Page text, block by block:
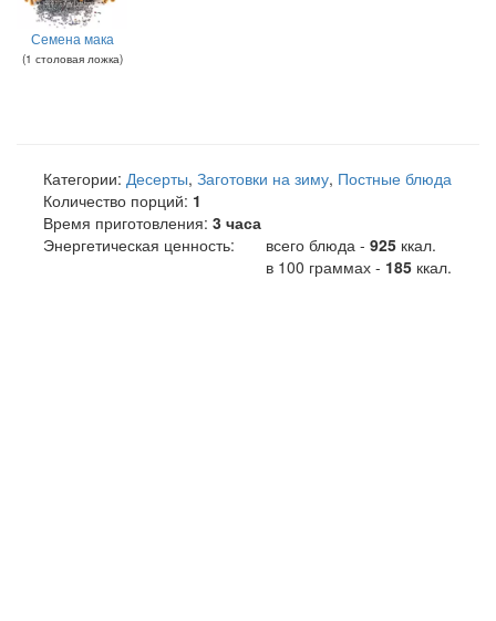
Семена мака
(1 столовая ложка)
Категории: Десерты, Заготовки на зиму, Постные блюда
Количество порций: 1
Время приготовления: 3 часа
Энергетическая ценность:
всего блюда - 925 ккал.
в 100 граммах - 185 ккал.